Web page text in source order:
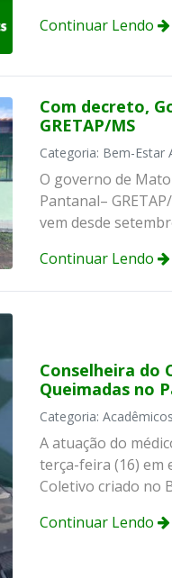
Continuar Lendo
Com decreto,
GRETAP/MS
Categoria: Bem-Estar
O governo de
Pantanal–
vem desde
Continuar Lendo
Conselheira do
Queimadas no
Categoria:
A atuação do
terça-feira (16) em
Coletivo criado no
Continuar Lendo